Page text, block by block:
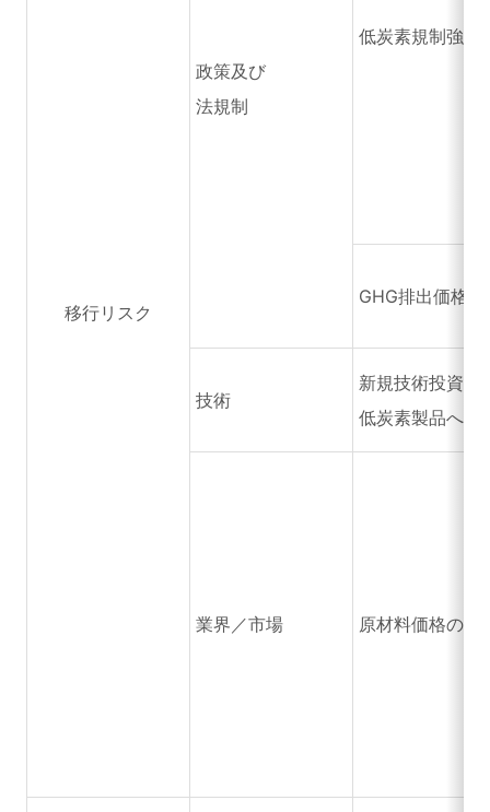
移行リスク
政策及び
法規制
低炭素規制強化
GHG排出価格
技術
新規技術投資に
低炭素製品への
業界／市場 原材料価格の高